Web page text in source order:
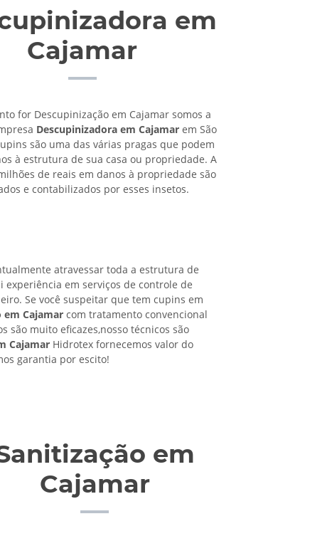
em
Cajamar
for Descupinização em Cajamar somos a
Descupinizadora em Cajamar em São
são uma das várias pragas que podem
à estrutura de sua casa ou propriedade. A
de reais em danos à propriedade são
e contabilizados por esses insetos.
atravessar toda a estrutura de
experiência em serviços de controle de
Se você suspeitar que tem cupins em
em Cajamar com tratamento convencional
muito eficazes,nosso técnicos são
Cajamar Hidrotex fornecemos valor do
garantia por escito!
em
Cajamar